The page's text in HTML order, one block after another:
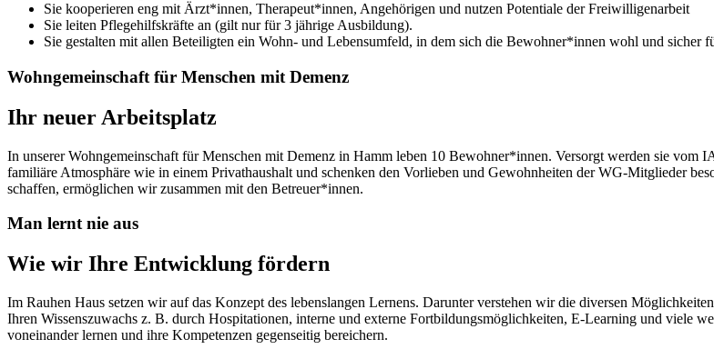
Sie kooperieren eng mit Ärzt*innen, Therapeut*innen, Angehörigen und nutzen Potentiale der Freiwilligenarbeit
Sie leiten Pflegehilfskräfte an (gilt nur für 3 jährige Ausbildung).
Sie gestalten mit allen Beteiligten ein Wohn- und Lebensumfeld, in dem sich die Bewohner*innen wohl und sicher
Wohngemeinschaft für Menschen mit Demenz
Ihr neuer Arbeitsplatz
In unserer Wohngemeinschaft für Menschen mit Demenz in Hamm leben 10 Bewohner*innen. Versorgt werden sie vom
familiäre Atmosphäre wie in einem Privathaushalt und schenken den Vorlieben und Gewohnheiten der WG-Mitglieder
schaffen, ermöglichen wir zusammen mit den Betreuer*innen.
Man lernt nie aus
Wie wir Ihre Entwicklung fördern
Im Rauhen Haus setzen wir auf das Konzept des lebenslangen Lernens. Darunter verstehen wir die diversen
Ihren Wissenszuwachs z. B. durch Hospitationen, interne und externe Fortbildungsmöglichkeiten, E-Learning und viele
voneinander lernen und ihre Kompetenzen gegenseitig bereichern.